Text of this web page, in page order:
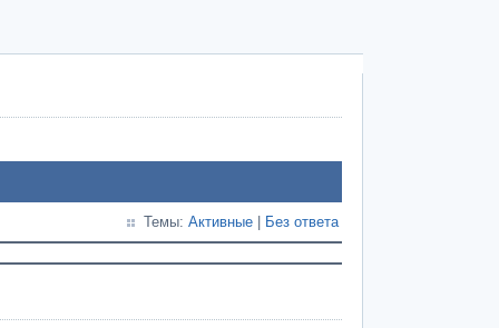
Темы: Активные Без ответа